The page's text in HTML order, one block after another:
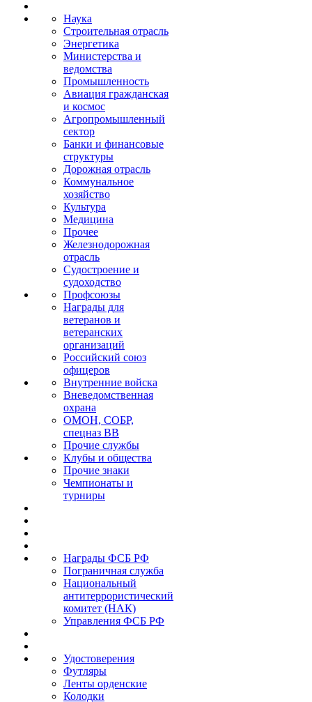
Наука
Строительная отрасль
Энергетика
Министерства и
ведомства
Промышленность
Авиация гражданская
и космос
Агропромышленный
сектор
Банки и финансовые
структуры
Дорожная отрасль
Коммунальное
хозяйство
Культура
Медицина
Прочее
Железнодорожная
отрасль
Судостроение и
судоходство
Профсоюзы
Награды для
ветеранов и
ветеранских
организаций
Российский союз
офицеров
Внутренние войска
Вневедомственная
охрана
ОМОН, СОБР,
спецназ ВВ
Прочие службы
Клубы и общества
Прочие знаки
Чемпионаты и
турниры
Награды ФСБ РФ
Пограничная служба
Национальный
антитеррористический
комитет (НАК)
Управления ФСБ РФ
Удостоверения
Футляры
Ленты орденские
Колодки